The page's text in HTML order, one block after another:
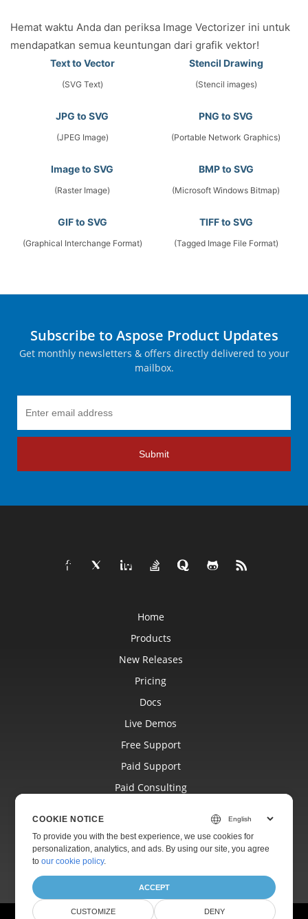
Hemat waktu Anda dan periksa Image Vectorizer ini untuk
mendapatkan semua keuntungan dari grafik vektor!
Text to Vector
(SVG Text)
Stencil Drawing
(Stencil images)
JPG to SVG
(JPEG Image)
PNG to SVG
(Portable Network Graphics)
Image to SVG
(Raster Image)
BMP to SVG
(Microsoft Windows Bitmap)
GIF to SVG
(Graphical Interchange Format)
TIFF to SVG
(Tagged Image File Format)
Subscribe to Aspose Product Updates
Get monthly newsletters & offers directly delivered to your
mailbox.
Submit
Home
Products
New Releases
Pricing
Docs
Live Demos
Free Support
Paid Support
Paid Consulting
About
COOKIE NOTICE
To provide you with the best experience, we use cookies for
personalization, analytics, and ads. By using our site, you agree
toour cookie policy.
ACCEPT
CUSTOMIZE DENY